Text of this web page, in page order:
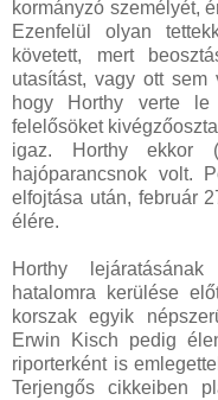
kormányzó személyét,
Ezenfelül olyan
követett, mert
utasítást, vagy ott
hogy Horthy verte
felelősöket
igaz. Horthy ekkor
hajóparancsnok volt.
elfojtása után, február
élére.
Horthy
hatalomra kerülése
korszak egyik
Erwin Kisch pedig
riporterként is
Terjengős cikkeiben